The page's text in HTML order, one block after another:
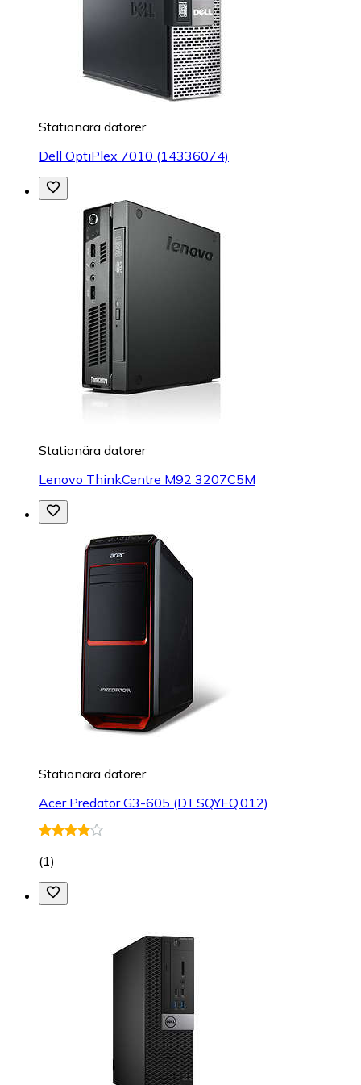
Stationära datorer
Dell OptiPlex 7010 (14336074)
Stationära datorer
Lenovo ThinkCentre M92 3207C5M
Stationära datorer
Acer Predator G3-605 (DT.SQYEQ.012)
(1)